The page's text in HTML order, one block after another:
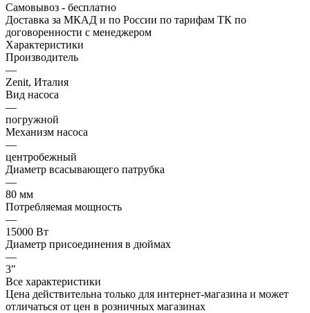
Самовывоз - бесплатно
Доставка за МКАД и по России по тарифам ТК по
договоренности с менеджером
Характеристики
Производитель
—
Zenit, Италия
Вид насоса
—
погружной
Механизм насоса
—
центробежный
Диаметр всасывающего патрубка
—
80 мм
Потребляемая мощность
—
15000 Вт
Диаметр присоединения в дюймах
—
3″
Все характеристики
Цена действительна только для интернет-магазина и может
отличаться от цен в розничных магазинах